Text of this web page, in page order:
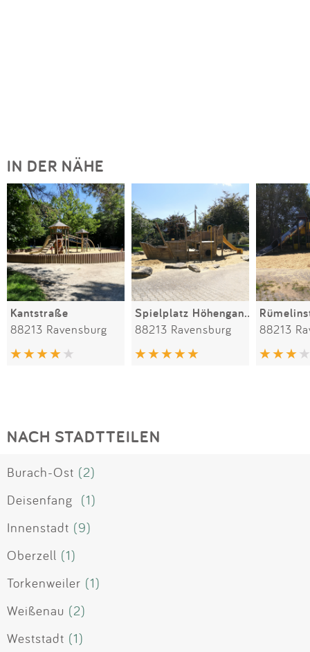
IN DER NÄHE
Kantstraße
88213 Ravensburg
Spielplatz Höhengang / Karl-Erb-Ring
88213 Ravensburg 88213
NACH STADTTEILEN
Burach-Ost (2)
Deisenfang (1)
Innenstadt (9)
Oberzell (1)
Torkenweiler (1)
Weißenau (2)
Weststadt (1)